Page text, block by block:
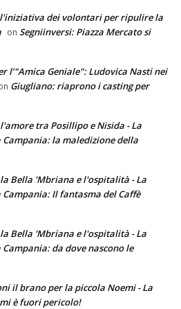
dei volontari per ripulire la
on Segniinversi: Piazza Mercato si
l’"Amica Geniale": Ludovica Nasti nei
Giugliano: riaprono i casting per
tra Posillipo e Nisida - La
Campania: la maledizione della
Bella 'Mbriana e l'ospitalità - La
Campania: Il fantasma del Caffè
Bella 'Mbriana e l'ospitalità - La
Campania: da dove nascono le
il brano per la piccola Noemi - La
è fuori pericolo!